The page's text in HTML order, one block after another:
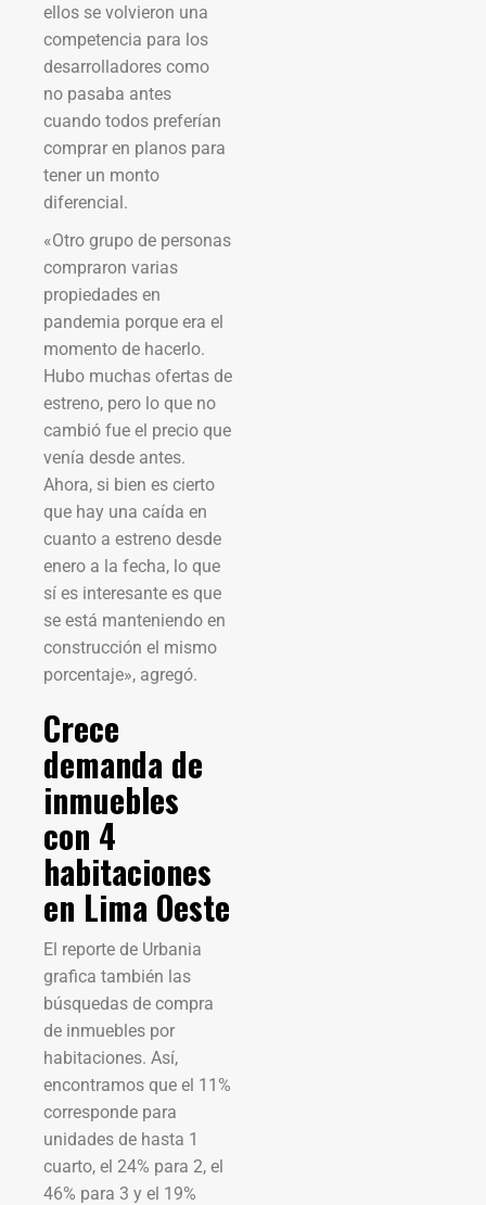
ellos se volvieron una
competencia para los
desarrolladores como
no pasaba antes
cuando todos preferían
comprar en planos para
tener un monto
diferencial.
«Otro grupo de personas
compraron varias
propiedades en
pandemia porque era el
momento de hacerlo.
Hubo muchas ofertas de
estreno, pero lo que no
cambió fue el precio que
venía desde antes.
Ahora, si bien es cierto
que hay una caída en
cuanto a estreno desde
enero a la fecha, lo que
sí es interesante es que
se está manteniendo en
construcción el mismo
porcentaje», agregó.
Crece
demanda de
inmuebles
con 4
habitaciones
en Lima Oeste
El reporte de Urbania
grafica también las
búsquedas de compra
de inmuebles por
habitaciones. Así,
encontramos que el 11%
corresponde para
unidades de hasta 1
cuarto, el 24% para 2, el
46% para 3 y el 19%